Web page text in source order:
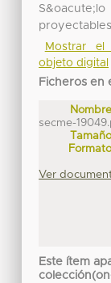
proyectables
Mostrar el
objeto digital
Ficheros en
secme-
Ver
Este ítem